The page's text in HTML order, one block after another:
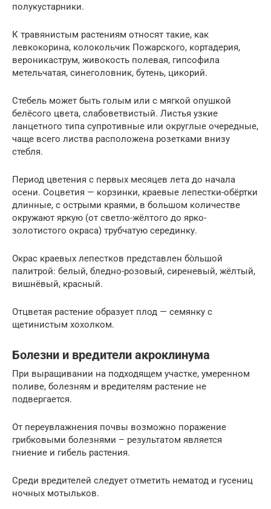
полукустарники.
К травянистым растениям относят такие, как
левкокорина, колокольчик Пожарского, кортадерия,
вероникаструм, живокость полевая, гипсофила
метельчатая, синеголовник, бутень, цикорий.
Стебель может быть голым или с мягкой опушкой
белёсого цвета, слабоветвистый. Листья узкие
ланцетного типа супротивные или округлые очередные,
чаще всего листва расположена розетками внизу
стебля.
Период цветения с первых месяцев лета до начала
осени. Соцветия — корзинки, краевые лепестки-обёртки
длинные, с острыми краями, в большом количестве
окружают яркую (от светло-жёлтого до ярко-
золотистого окраса) трубчатую серединку.
Окрас краевых лепестков представлен бо̀льшой
палитрой: белый, бледно-розовый, сиреневый, жёлтый,
вишнёвый, красный.
Отцветая растение образует плод — семянку с
щетинистым хохолком.
Болезни и вредители акроклинума
При выращивании на подходящем участке, умеренном
поливе, болезням и вредителям растение не
подвергается.
От переувлажнения почвы возможно поражение
грибковыми болезнями – результатом является
гниение и гибель растения.
Среди вредителей следует отметить нематод и гусениц
ночных мотыльков.